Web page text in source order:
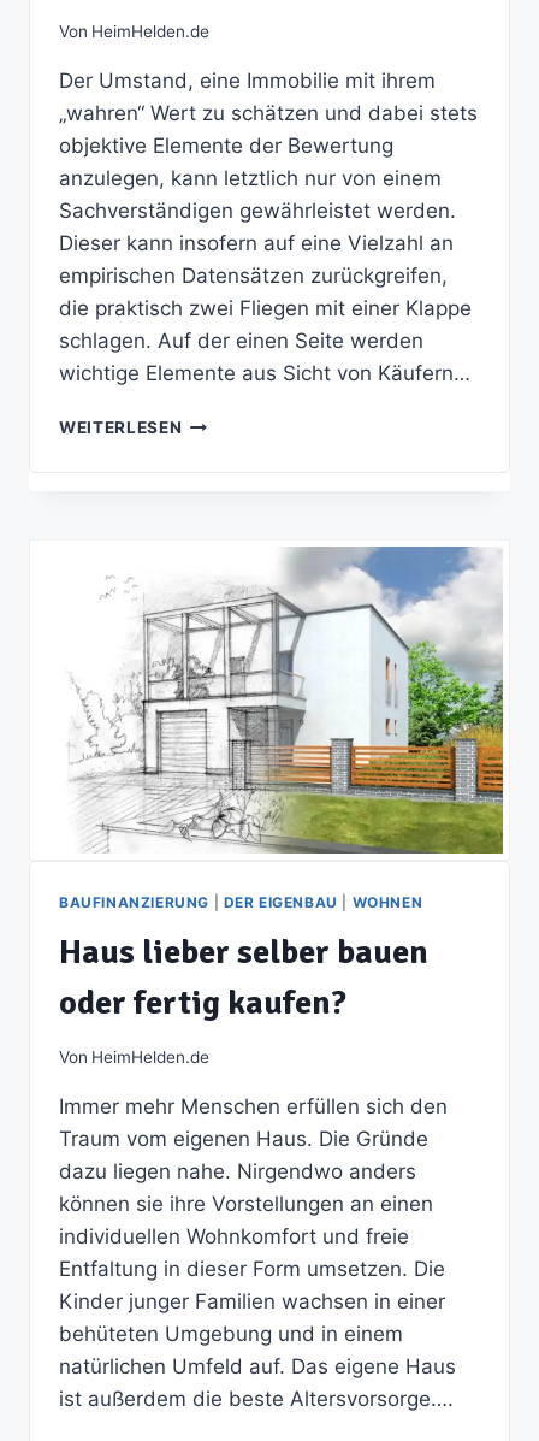
Von HeimHelden.de
Der Umstand, eine Immobilie mit ihrem
„wahren“ Wert zu schätzen und dabei stets
objektive Elemente der Bewertung
anzulegen, kann letztlich nur von einem
Sachverständigen gewährleistet werden.
Dieser kann insofern auf eine Vielzahl an
empirischen Datensätzen zurückgreifen,
die praktisch zwei Fliegen mit einer Klappe
schlagen. Auf der einen Seite werden
wichtige Elemente aus Sicht von Käufern…
WEITERLESEN DIE
BAUFINANZIERUNG DER EIGENBAU WOHNEN
Haus lieber selber bauen
oder fertig kaufen?
Von HeimHelden.de
Immer mehr Menschen erfüllen sich den
Traum vom eigenen Haus. Die Gründe
dazu liegen nahe. Nirgendwo anders
können sie ihre Vorstellungen an einen
individuellen Wohnkomfort und freie
Entfaltung in dieser Form umsetzen. Die
Kinder junger Familien wachsen in einer
behüteten Umgebung und in einem
natürlichen Umfeld auf. Das eigene Haus
ist außerdem die beste Altersvorsorge….